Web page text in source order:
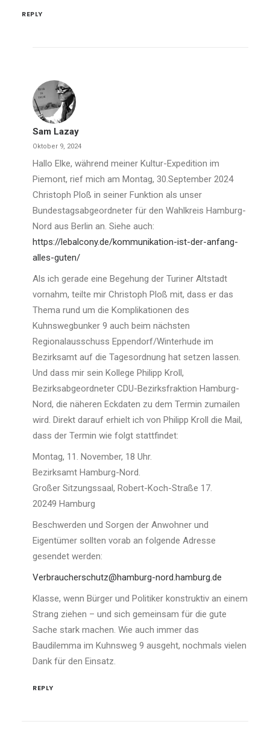
REPLY
Sam Lazay
Oktober 9, 2024
Hallo Elke, während meiner Kultur-Expedition im
Piemont, rief mich am Montag, 30.September 2024
Christoph Ploß in seiner Funktion als unser
Bundestagsabgeordneter für den Wahlkreis Hamburg-
Nord aus Berlin an. Siehe auch:
https://lebalcony.de/kommunikation-ist-der-anfang-
alles-guten/
Als ich gerade eine Begehung der Turiner Altstadt
vornahm, teilte mir Christoph Ploß mit, dass er das
Thema rund um die Komplikationen des
Kuhnswegbunker 9 auch beim nächsten
Regionalausschuss Eppendorf/Winterhude im
Bezirksamt auf die Tagesordnung hat setzen lassen.
Und dass mir sein Kollege Philipp Kroll,
Bezirksabgeordneter CDU-Bezirksfraktion Hamburg-
Nord, die näheren Eckdaten zu dem Termin zumailen
wird. Direkt darauf erhielt ich von Philipp Kroll die Mail,
dass der Termin wie folgt stattfindet:
Montag, 11. November, 18 Uhr.
Bezirksamt Hamburg-Nord.
Großer Sitzungssaal, Robert-Koch-Straße 17.
20249 Hamburg
Beschwerden und Sorgen der Anwohner und
Eigentümer sollten vorab an folgende Adresse
gesendet werden:
Verbraucherschutz@hamburg-nord.hamburg.de
Klasse, wenn Bürger und Politiker konstruktiv an einem
Strang ziehen – und sich gemeinsam für die gute
Sache stark machen. Wie auch immer das
Baudilemma im Kuhnsweg 9 ausgeht, nochmals vielen
Dank für den Einsatz.
REPLY